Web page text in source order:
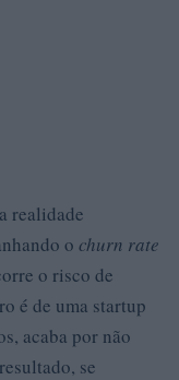
realidade
o churn rate
o risco de
é de uma startup
acaba por não
se